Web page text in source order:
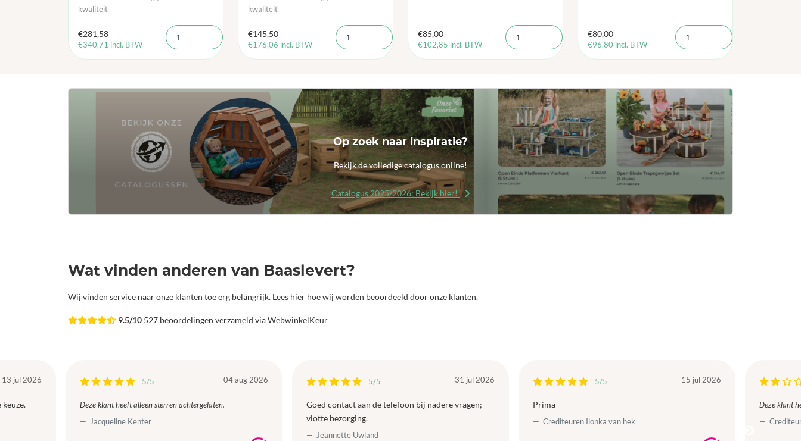
kwaliteit
€281,58
€340,71 incl. BTW
kwaliteit
€145,50
€176,06 incl. BTW
€85,00
€102,85 incl. BTW
€80,00
€96,80 incl. BTW
Op zoek naar inspiratie?
Bekijk de volledige catalogus online!
Catalogus 2025/2026: Bekijk hier!
Wat vinden anderen van Baaslevert?
Wij vinden service naar onze klanten toe erg belangrijk. Lees hier hoe wij worden beoordeeld door onze klanten.
9.5/10527 beoordelingen verzameld via WebwinkelKeur
13 jul 2026 5/5 04 aug 2026
Deze klant heeft alleen sterren achtergelaten.
Jacqueline Kenter
5/5 31 jul 2026
Goed contact aan de telefoon bij nadere vragen;
vlotte bezorging.
Jeannette Uwland
5/5 15 jul 2026
Prima
Crediteuren Ilonka van hek
Deze klant